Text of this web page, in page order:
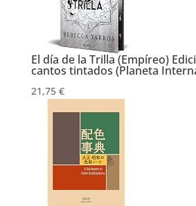
El día de la Trilla (Empíreo)
cantos tintados (Planeta
21,75 €